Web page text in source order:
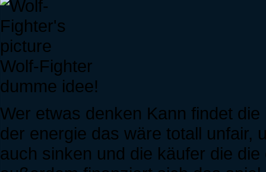
Wolf-Fighter
dumme idee!
Wer etwas denken Kann findet
der energie das wäre totall unfair,
auch sinken und die käufer die